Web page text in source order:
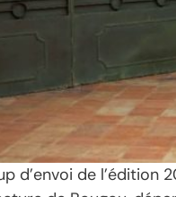
d’envoi de